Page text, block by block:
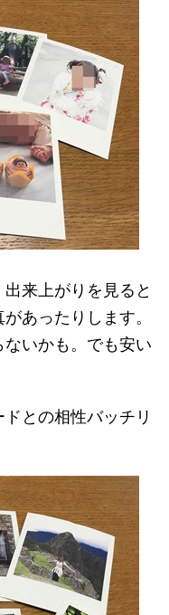
来上がりを見ると
あったりします。
いかも。でも安い
との相性バッチリ